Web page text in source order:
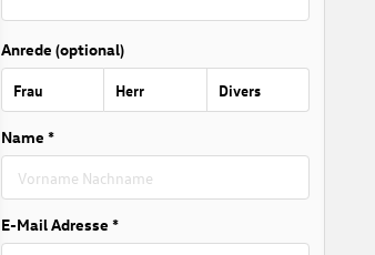
Anrede (optional)
Frau Herr Divers
Name *
E-Mail Adresse *